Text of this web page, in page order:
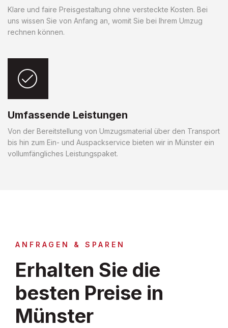
Klare und faire Preisgestaltung ohne versteckte Kosten. Bei
uns wissen Sie von Anfang an, womit Sie bei Ihrem Umzug
rechnen können.
Umfassende Leistungen
Von der Bereitstellung von Umzugsmaterial über den Transport
bis hin zum Ein- und Auspackservice bieten wir in Münster ein
vollumfängliches Leistungspaket.
ANFRAGEN & SPAREN
Erhalten Sie die
besten Preise in
Münster